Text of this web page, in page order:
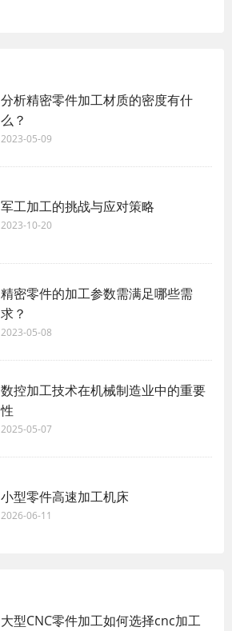
分析精密零件加工材质的密度有什
么？
2023-05-09
军工加工的挑战与应对策略
2023-10-20
精密零件的加工参数需满足哪些需
求？
2023-05-08
数控加工技术在机械制造业中的重要
性
2025-05-07
小型零件高速加工机床
2026-06-11
大型CNC零件加工如何选择cnc加工